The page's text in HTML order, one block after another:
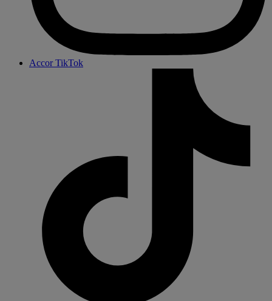
Accor TikTok